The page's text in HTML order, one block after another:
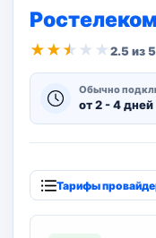
Ростелеком
★ ★ ★ ★ ★2.5 из 5
Обычно
от 2 - 4 дней
Тарифы